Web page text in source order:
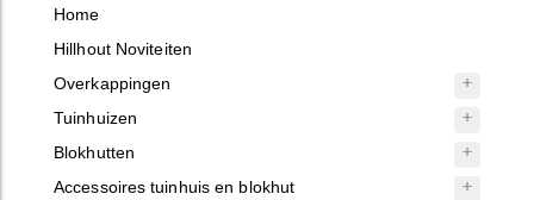
Home
Hillhout Noviteiten
Overkappingen
Tuinhuizen
Blokhutten
Accessoires tuinhuis en blokhut